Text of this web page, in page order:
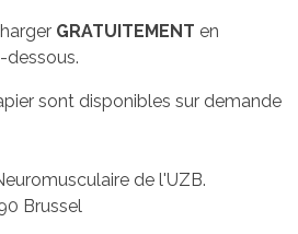
GRATUITEMENT en
dessous.
sont disponibles sur demande
de l'UZB.
Brussel